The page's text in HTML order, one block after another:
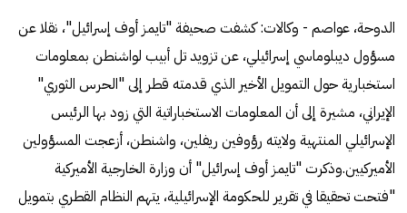
الدوحة، عواصم - وكالات: كشفت صحيفة "تايمز أوف إسرائيل"، نقلا عن
مسؤول ديبلوماسي إسرائيلي، عن تزويد تل أبيب لواشنطن بمعلومات
استخبارية حول التمويل الأخير الذي قدمته قطر إلى "الحرس الثوري"
الإيراني، مشيرة إلى أن المعلومات الاستخباراتية التي زود بها الرئيس
الإسرائيلي المنتهية ولايته رؤوفين ريفلين، واشنطن، أزعجت المسؤولين
الأميركيين.وذكرت "تايمز أوف إسرائيل" أن وزارة الخارجية الأميركية
"فتحت تحقيقا في تقرير للحكومة الإسرائيلية، يتهم النظام القطري بتمويل